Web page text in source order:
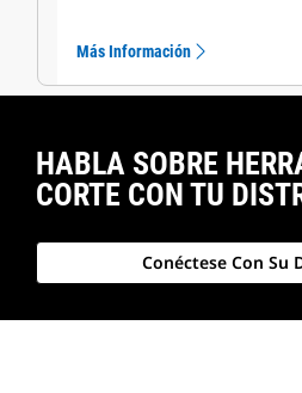
Más Información
HABLA SOBRE
CORTE CON TU
Conéctese Con Su